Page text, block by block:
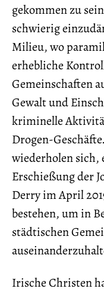
gekommen zu
schwierig
Milieu, wo
erhebliche
Gemeinschaften
Gewalt und
kriminelle
Drogen-
wiederholen sich,
Erschießung der
Derry im April
bestehen, um in
städtischen
Irische Christen